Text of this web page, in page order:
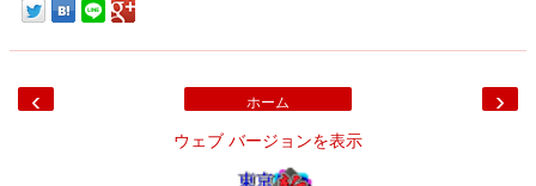
‹ ›
ホーム
ウェブ バージョンを表示